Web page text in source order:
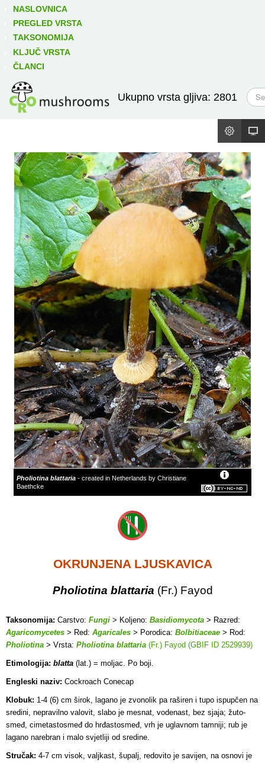
NASLOVNICA
PREGLED VRSTA
TAKSONOMIJA
KLJUČ VRSTA
ČLANCI
Ukupno vrsta gljiva: 2801
T
r
ž
Pholiotina blattaria - created in Netherlands by Christiane
Baethcke
OKRUNJENA LJUSKAVICA
Pholiotina blattaria (Fr.) Fayod
Taksonomija: Carstvo: Fungi > Koljeno: Basidiomycota > Razred:
Agaricomycetes > Red: Agaricales > Porodica: Bolbitiaceae > Rod:
Pholiotina > Vrsta: Pholiotina blattaria (Fr.) Fayod (GBIF ID 2529939)
Etimologija: blatta (lat.) = moljac. Po boji.
Engleski naziv: Cockroach Conecap
Klobuk: 1-4 (6) cm širok, lagano je zvonolik pa raširen i tupo ispupčen na
sredini, nepravilno valovit, slabo je mesnat, vodenast, bez sjaja; žuto-
smeđ, cimetastosmeđ do hrđastosmeđ, vrh je uglavnom tamniji; rub je
lagano narebran i malo svjetliji od sredine.
Stručak: 4-7 cm visok, valjkast, šupalj, redovito je savijen, na osnovi je
Izravno podređene niže takse: